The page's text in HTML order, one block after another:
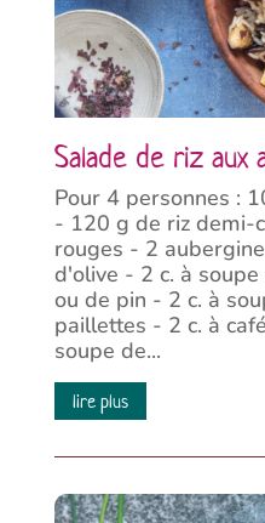
Salade de riz aux
Pour 4 personnes :
- 120 g de riz demi-
rouges - 2
d'olive - 2 c. à
ou de pin - 2 c. à
paillettes - 2 c. à
soupe de...
lire plus